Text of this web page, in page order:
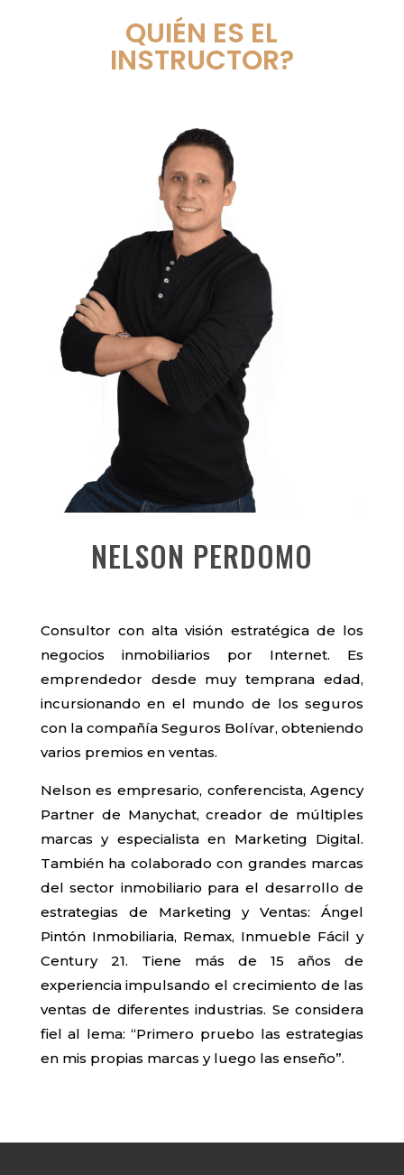
QUIÉN ES EL
INSTRUCTOR?
NELSON PERDOMO
Consultor con alta visión estratégica de los
negocios inmobiliarios por Internet. Es
emprendedor desde muy temprana edad,
incursionando en el mundo de los seguros
con la compañía Seguros Bolívar, obteniendo
varios premios en ventas.
Nelson es empresario, conferencista, Agency
Partner de Manychat, creador de múltiples
marcas y especialista en Marketing Digital.
También ha colaborado con grandes marcas
del sector inmobiliario para el desarrollo de
estrategias de Marketing y Ventas: Ángel
Pintón Inmobiliaria, Remax, Inmueble Fácil y
Century 21. Tiene más de 15 años de
experiencia impulsando el crecimiento de las
ventas de diferentes industrias. Se considera
fiel al lema: “Primero pruebo las estrategias
en mis propias marcas y luego las enseño”.